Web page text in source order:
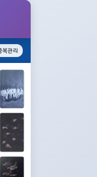
복관리